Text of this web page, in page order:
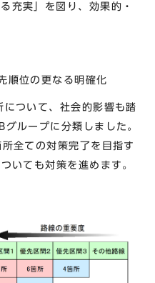
充実」を図り、効果的・
順位の更なる明確化
ついて、社会的影響も踏
ループに分類しました。
全ての対策完了を目指す
いても対策を進めます。